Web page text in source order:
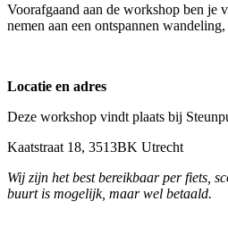
Voorafgaand aan de workshop ben je
nemen aan een ontspannen
Locatie en adres
Deze workshop vindt plaats bij
Kaatstraat 18, 3513BK Utrecht
Wij zijn het best bereikbaar per fiets,
buurt is mogelijk, maar wel betaald.